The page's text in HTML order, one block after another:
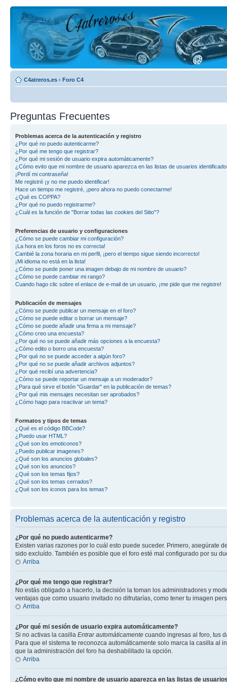
C4atreros.es ‹ Foro C4
Preguntas Frecuentes
Problemas acerca de la autenticación y registro
¿Por qué no puedo autenticarme?
¿Por qué me tengo que registrar?
¿Por qué mi sesión de usuario expira automáticamente?
¿Cómo evito que mi nombre de usuario aparezca en las listas de usuarios
¡Perdí mi contraseña!
Me registré ¡y no me puedo identificar!
Hace un tiempo me registré, ¡pero ahora no puedo conectarme!
¿Qué es COPPA?
¿Por qué no puedo registrarme?
¿Cuál es la función de "Borrar todas las cookies del Sitio"?
Preferencias de usuario y configuraciones
¿Cómo se puede cambiar mi configuración?
¡La hora en los foros no es correcta!
Cambié la zona horaria en mi perfil, ¡pero el tiempo sigue siendo incorrecto!
¡Mi idioma no está en la lista!
¿Cómo se puede poner una imagen debajo de mi nombre de usuario?
¿Cómo se puede cambiar mi rango?
Cuando hago clic sobre el enlace de e-mail de un usuario, ¡me pide que me registre!
Publicación de mensajes
¿Cómo se puede publicar un mensaje en el foro?
¿Cómo se puede editar o borrar un mensaje?
¿Cómo se puede añadir una firma a mi mensaje?
¿Cómo creo una encuesta?
¿Por qué no se puede añadir más opciones a la encuesta?
¿Cómo edito o borro una encuesta?
¿Por qué no se puede acceder a algún foro?
¿Por qué no se puede añadir archivos adjuntos?
¿Por qué recibí una advertencia?
¿Cómo se puede reportar un mensaje a un moderador?
¿Para qué sirve el botón "Guardar" en la publicación de temas?
¿Por qué mis mensajes necesitan ser aprobados?
¿Cómo hago para reactivar un tema?
Formatos y tipos de temas
¿Qué es el código BBCode?
¿Puedo usar HTML?
¿Qué son los emoticonos?
¿Puedo publicar imagenes?
¿Qué son los anuncios globales?
¿Qué son los anuncios?
¿Qué son los temas fijos?
¿Qué son los temas cerrados?
¿Qué son los iconos para los temas?
Problemas acerca de la autenticación y registro
¿Por qué no puedo autenticarme?
Existen varias razones por lo cuál esto puede suceder. Primero, asegúrate
sido excluído. También es posible que el foro esté mal configurado por su
Arriba
¿Por qué me tengo que registrar?
No estás obligado a hacerlo, la decisión la toman los administradores y
ventajas que como usuario invitado no difrutarías, como tener tu imagen
Arriba
¿Por qué mi sesión de usuario expira automáticamente?
Si no activas la casilla Entrar automáticamente cuando ingresas al foro, tus
Para que el sistema te reconozca automáticamente solo marca la casilla al
que la administración del foro ha deshabilitado la opción.
Arriba
¿Cómo evito que mi nombre de usuario aparezca en las listas de